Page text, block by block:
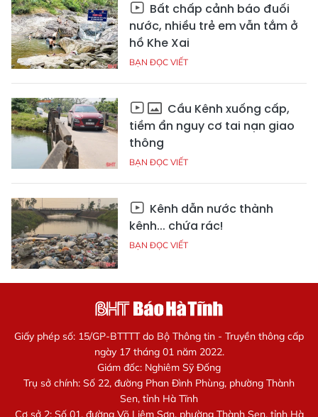
Bất chấp cảnh báo đuối
nước, nhiều trẻ em vẫn tắm ở
hồ Khe Xai
BẠN ĐỌC VIẾT
Cầu Kênh xuống cấp,
tiềm ẩn nguy cơ tai nạn giao
thông
BẠN ĐỌC VIẾT
Kênh dẫn nước thành
kênh... chứa rác!
BẠN ĐỌC VIẾT
Giấy phép số: 15/GP-BTTTT do Bộ Thông tin - Truyền thông cấp
ngày 17 tháng 01 năm 2022.
Giám đốc: Nghiêm Sỹ Đống
Trụ sở chính: Số 22, đường Phan Đình Phùng, phường Thành
Sen, tỉnh Hà Tĩnh
Cơ sở 2: Số 01, đường Võ Liêm Sơn, phường Thành Sen, tỉnh Hà